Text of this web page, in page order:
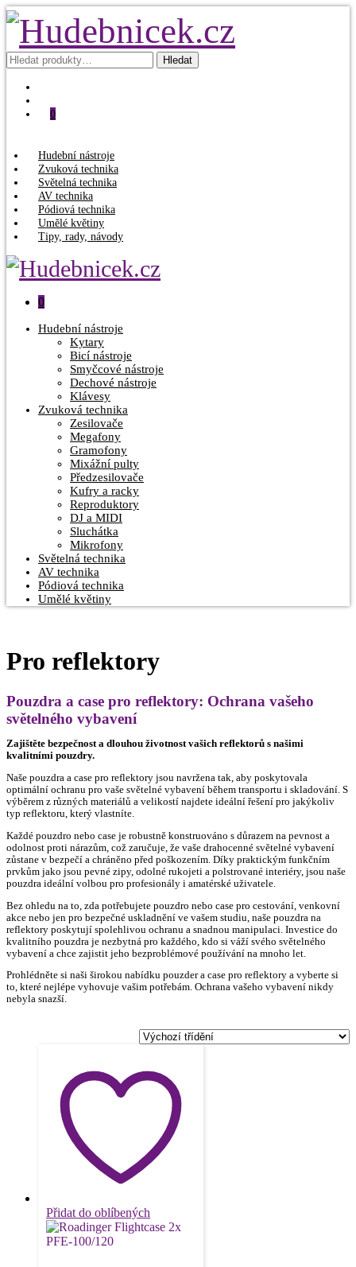
Hledat: Hledat
0
Hudební nástroje
Zvuková technika
Světelná technika
AV technika
Pódiová technika
Umělé květiny
Tipy, rady, návody
0
Hudební nástroje
Kytary
Bicí nástroje
Smyčcové nástroje
Dechové nástroje
Klávesy
Zvuková technika
Zesilovače
Megafony
Gramofony
Mixážní pulty
Předzesilovače
Kufry a racky
Reproduktory
DJ a MIDI
Sluchátka
Mikrofony
Světelná technika
AV technika
Pódiová technika
Umělé květiny
Pro reflektory
Pouzdra a case pro reflektory: Ochrana vašeho
světelného vybavení
Zajištěte bezpečnost a dlouhou životnost vašich reflektorů s našimi
kvalitními pouzdry.
Naše pouzdra a case pro reflektory jsou navržena tak, aby poskytovala
optimální ochranu pro vaše světelné vybavení během transportu i skladování. S
výběrem z různých materiálů a velikostí najdete ideální řešení pro jakýkoliv
typ reflektoru, který vlastníte.
Každé pouzdro nebo case je robustně konstruováno s důrazem na pevnost a
odolnost proti nárazům, což zaručuje, že vaše drahocenné světelné vybavení
zůstane v bezpečí a chráněno před poškozením. Díky praktickým funkčním
prvkům jako jsou pevné zipy, odolné rukojeti a polstrované interiéry, jsou naše
pouzdra ideální volbou pro profesionály i amatérské uživatele.
Bez ohledu na to, zda potřebujete pouzdro nebo case pro cestování, venkovní
akce nebo jen pro bezpečné uskladnění ve vašem studiu, naše pouzdra na
reflektory poskytují spolehlivou ochranu a snadnou manipulaci. Investice do
kvalitního pouzdra je nezbytná pro každého, kdo si váží svého světelného
vybavení a chce zajistit jeho bezproblémové používání na mnoho let.
Prohlédněte si naši širokou nabídku pouzder a case pro reflektory a vyberte si
to, které nejlépe vyhovuje vašim potřebám. Ochrana vašeho vybavení nikdy
nebyla snazší.
Přidat do oblíbených